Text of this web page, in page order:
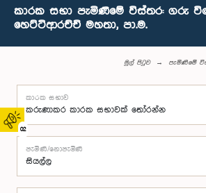
02
කාරක සභා පැමිණීමේ විස්තර: ගරු
හෙට්ටිආරච්චි මහතා, පා.ම.
මුල් පිටුව පැමිණීමේ
කාරක සභාව
පැමිණි/නොපැමිණි